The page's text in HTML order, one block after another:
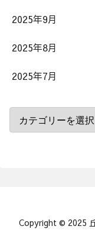
2025年9月
2025年8月
2025年7月
Copyright © 2025